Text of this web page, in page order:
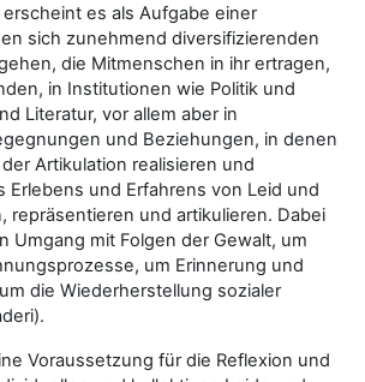
es als Aufgabe einer
sich zunehmend diversifizierenden
die Mitmenschen in ihr ertragen,
in Institutionen wie Politik und
Literatur, vor allem aber in
und Beziehungen, in denen
Artikulation realisieren und
Erlebens und Erfahrens von Leid und
repräsentieren und artikulieren. Dabei
Umgang mit Folgen der Gewalt, um
um Erinnerung und
die Wiederherstellung sozialer
Voraussetzung für die Reflexion und